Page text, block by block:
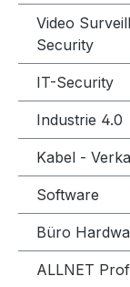
Video
Security
IT-Security
Industrie 4.0
Kabel -
Software
Büro
ALLNET